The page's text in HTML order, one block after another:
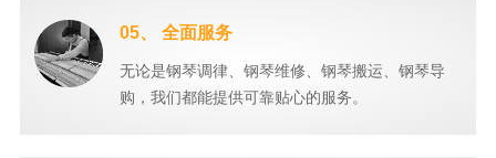
05、 全面服务
无论是钢琴调律、钢琴维修、钢琴搬运、钢琴导
购，我们都能提供可靠贴心的服务。